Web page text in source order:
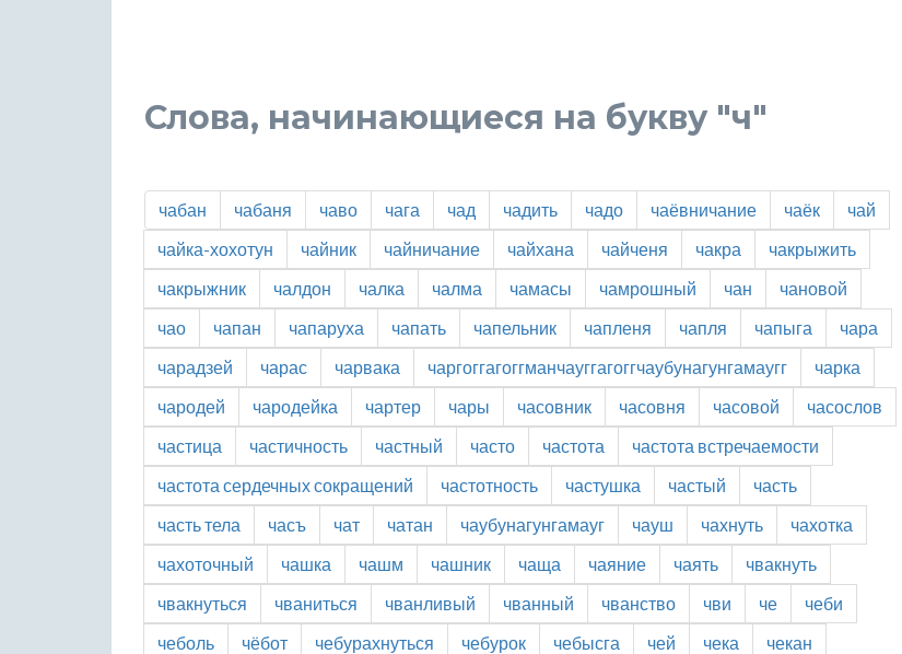
Слова, начинающиеся на букву "ч"
чабан чабаня чаво чага чад чадить чадо чаёвничание чаёк
чай
чайка-хохотун
чайник чайничание чайхана чайченя чакра
чакрыжить
чакрыжник
чалдон чалка чалма чамасы чамрошный чан
чановой
чао
чапан чапаруха чапать чапельник чапленя чапля чапыга
чара
чарадзей
чарас чарвака чаргоггагоггманчауггагоггчаубунагунгамаугг
чарка
чародей
чародейка чартер чары часовник часовня часовой
часослов
частица
частичность частный часто частота
частота встречаемости
частота сердечных сокращений
частотность частушка частый
часть
часть тела
часъ чат чатан чаубунагунгамауг чауш чахнуть
чахотка
чахоточный
чашка чашм чашник чаща чаяние чаять
чвакнуть
чвакнуться
чваниться чванливый чванный чванство чви че
чеби
чеболь
чёбот чебурахнуться чебурок чебысга чей чека чекан